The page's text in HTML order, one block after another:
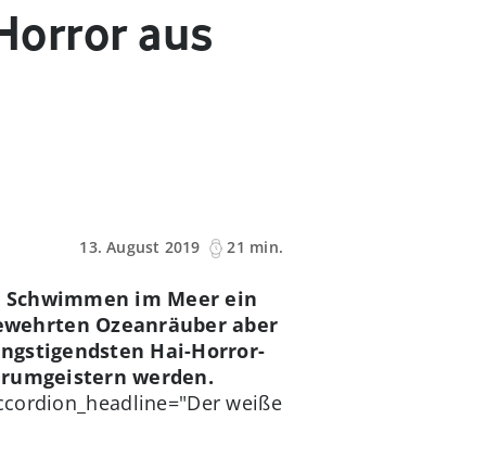
aus
13. August 2019
21 min.
im Meer ein
Ozeanräuber aber
Hai-Horror-
werden.
weiße